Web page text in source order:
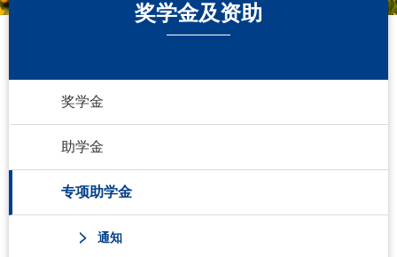
奖学金及资助
奖学金
助学金
专项助学金
通知